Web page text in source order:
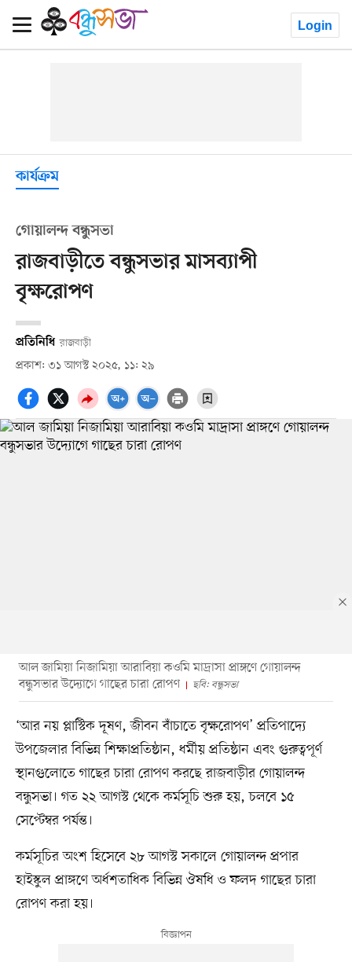
Login
কার্যক্রম
গোয়ালন্দ বন্ধুসভা
রাজবাড়ীতে বন্ধুসভার মাসব্যাপী
বৃক্ষরোপণ
প্রতিনিধি রাজবাড়ী
প্রকাশ: ৩১ আগস্ট ২০২৫, ১১: ২৯
আল জামিয়া নিজামিয়া আরাবিয়া কওমি মাদ্রাসা প্রাঙ্গণে গোয়ালন্দ
বন্ধুসভার উদ্যোগে গাছের চারা রোপণ
ছবি: বন্ধুসভা
‘আর নয় প্লাস্টিক দূষণ, জীবন বাঁচাতে বৃক্ষরোপণ’ প্রতিপাদ্যে
উপজেলার বিভিন্ন শিক্ষাপ্রতিষ্ঠান, ধর্মীয় প্রতিষ্ঠান এবং গুরুত্বপূর্ণ
স্থানগুলোতে গাছের চারা রোপণ করছে রাজবাড়ীর গোয়ালন্দ
বন্ধুসভা। গত ২২ আগস্ট থেকে কর্মসূচি শুরু হয়, চলবে ১৫
সেপ্টেম্বর পর্যন্ত।
কর্মসূচির অংশ হিসেবে ২৮ আগস্ট সকালে গোয়ালন্দ প্রপার
হাইস্কুল প্রাঙ্গণে অর্ধশতাধিক বিভিন্ন ঔষধি ও ফলদ গাছের চারা
রোপণ করা হয়।